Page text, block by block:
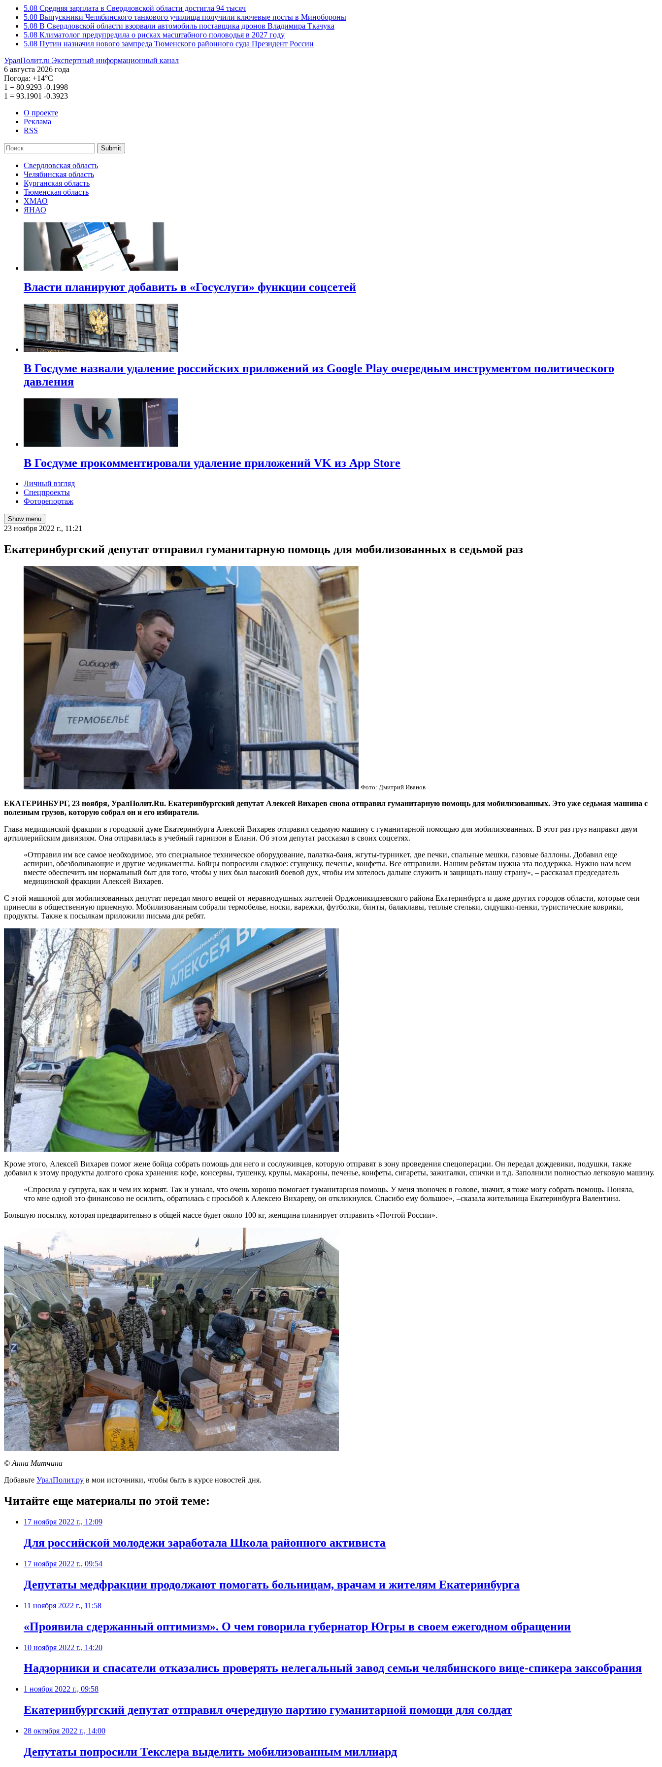
5.08 Средняя зарплата в Свердловской области достигла 94 тысяч
5.08 Выпускники Челябинского танкового училища получили ключевые посты в Минобороны
5.08 В Свердловской области взорвали автомобиль поставщика дронов Владимира Ткачука
5.08 Климатолог предупредила о рисках масштабного половодья в 2027 году
5.08 Путин назначил нового зампреда Тюменского районного суда Президент России
УралПолит.ru Экспертный информационный канал
6 августа 2026 года
Погода: +14°С
1 = 80.9293 -0.1998
1 = 93.1901 -0.3923
О проекте
Реклама
RSS
Submit
Свердловская область
Челябинская область
Курганская область
Тюменская область
ХМАО
ЯНАО
Власти планируют добавить в «Госуслуги» функции соцсетей
В Госдуме назвали удаление российских приложений из Google Play очередным инструментом политического
давления
В Госдуме прокомментировали удаление приложений VK из App Store
Личный взгляд
Спецпроекты
Фоторепортаж
Show menu
23 ноября 2022 г., 11:21
​Екатеринбургский депутат отправил гуманитарную помощь для мобилизованных в седьмой раз
Фото: Дмитрий Иванов
ЕКАТЕРИНБУРГ, 23 ноября, УралПолит.Ru. Екатеринбургский депутат Алексей Вихарев снова отправил гуманитарную помощь для мобилизованных. Это уже седьмая машина с
полезным грузов, которую собрал он и его избиратели.
Глава медицинской фракции в городской думе Екатеринбурга Алексей Вихарев отправил седьмую машину с гуманитарной помощью для мобилизованных. В этот раз груз направят двум
артиллерийским дивизиям. Она отправилась в учебный гарнизон в Елани. Об этом депутат рассказал в своих соцсетях.
«Отправил им все самое необходимое, это специальное техническое оборудование, палатка-баня, жгуты-турникет, две печки, спальные мешки, газовые баллоны. Добавил еще
аспирин, обезболивающие и другие медикаменты. Бойцы попросили сладкое: сгущенку, печенье, конфеты. Все отправили. Нашим ребятам нужна эта поддержка. Нужно нам всем
вместе обеспечить им нормальный быт для того, чтобы у них был высокий боевой дух, чтобы им хотелось дальше служить и защищать нашу страну», – рассказал председатель
медицинской фракции Алексей Вихарев.
С этой машиной для мобилизованных депутат передал много вещей от неравнодушных жителей Орджоникидзевского района Екатеринбурга и даже других городов области, которые они
принесли в общественную приемную. Мобилизованным собрали термобелье, носки, варежки, футболки, бинты, балаклавы, теплые стельки, сидушки-пенки, туристические коврики,
продукты. Также к посылкам приложили письма для ребят.
Кроме этого, Алексей Вихарев помог жене бойца собрать помощь для него и сослуживцев, которую отправят в зону проведения спецоперации. Он передал дождевики, подушки, также
добавил к этому продукты долгого срока хранения: кофе, консервы, тушенку, крупы, макароны, печенье, конфеты, сигареты, зажигалки, спички и т.д. Заполнили полностью легковую машину.
«Спросила у супруга, как и чем их кормят. Так и узнала, что очень хорошо помогает гуманитарная помощь. У меня звоночек в голове, значит, я тоже могу собрать помощь. Поняла,
что мне одной это финансово не осилить, обратилась с просьбой к Алексею Вихареву, он откликнулся. Спасибо ему большое», –сказала жительница Екатеринбурга Валентина.
Большую посылку, которая предварительно в общей массе будет около 100 кг, женщина планирует отправить «Почтой России».
© Анна Митчина
Добавьте УралПолит.ру в мои источники, чтобы быть в курсе новостей дня.
Читайте еще материалы по этой теме:
17 ноября 2022 г., 12:09
​Для российской молодежи заработала Школа районного активиста
17 ноября 2022 г., 09:54
​Депутаты медфракции продолжают помогать больницам, врачам и жителям Екатеринбурга
11 ноября 2022 г., 11:58
​«Проявила сдержанный оптимизм». О чем говорила губернатор Югры в своем ежегодном обращении
10 ноября 2022 г., 14:20
​Надзорники и спасатели отказались проверять нелегальный завод семьи челябинского вице-спикера заксобрания
1 ноября 2022 г., 09:58
Екатеринбургский депутат отправил очередную партию гуманитарной помощи для солдат
28 октября 2022 г., 14:00
Депутаты попросили Текслера выделить мобилизованным миллиард